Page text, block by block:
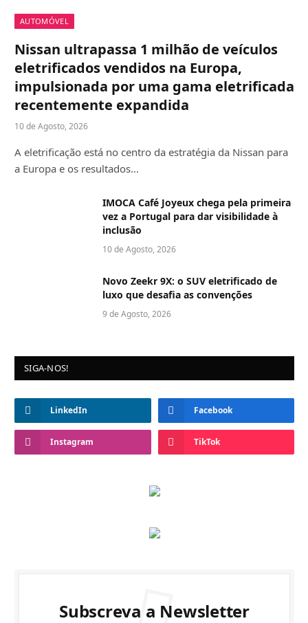
AUTOMÓVEL
Nissan ultrapassa 1 milhão de veículos
eletrificados vendidos na Europa,
impulsionada por uma gama eletrificada
recentemente expandida
10 de Agosto, 2026
A eletrificação está no centro da estratégia da Nissan para
a Europa e os resultados…
IMOCA Café Joyeux chega pela primeira
vez a Portugal para dar visibilidade à
inclusão
10 de Agosto, 2026
Novo Zeekr 9X: o SUV eletrificado de
luxo que desafia as convenções
9 de Agosto, 2026
SIGA-NOS!
LinkedIn Facebook
Instagram TikTok
Subscreva a Newsletter